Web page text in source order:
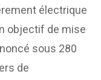
électrique
objectif de mise
sous 280
de